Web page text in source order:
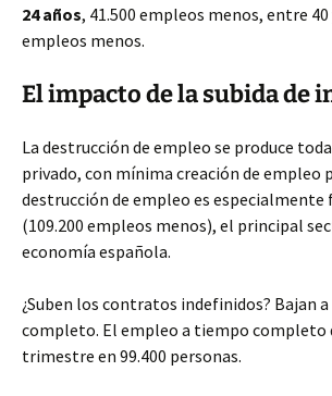
24 años, 41.500 empleos menos, entre 40
empleos menos.
El impacto de la subida de
La destrucción de empleo se produce
privado, con mínima creación de empleo
destrucción de empleo es especialmente
(109.200 empleos menos), el principal
economía española.
¿Suben los contratos indefinidos? Bajan
completo. El empleo a tiempo completo
trimestre en 99.400 personas.